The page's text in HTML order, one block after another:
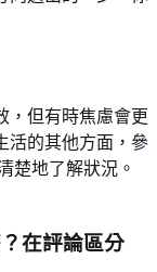
，但有時焦慮會更
的其他方面， 參
楚地了解狀況。
在評論區分